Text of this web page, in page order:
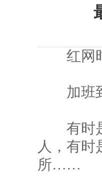
红网时
加班到
有时是
人，有
所……